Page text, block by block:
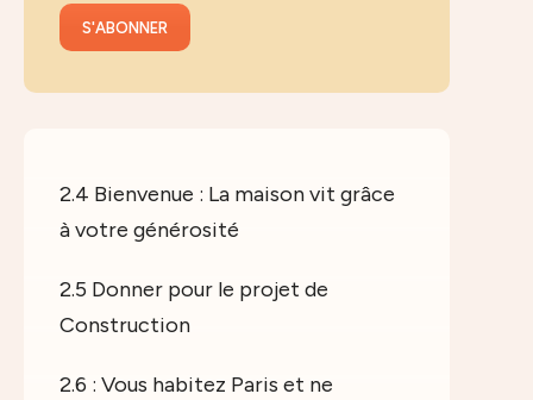
2.4 Bienvenue : La maison vit grâce
à votre générosité
2.5 Donner pour le projet de
Construction
2.6 : Vous habitez Paris et ne